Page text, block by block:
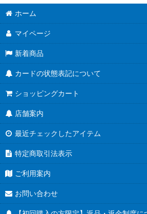
ホーム
マイページ
新着商品
カードの状態表記について
ショッピングカート
店舗案内
最近チェックしたアイテム
特定商取引法表示
ご利用案内
お問い合わせ